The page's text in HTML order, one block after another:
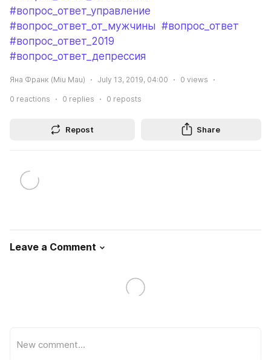
#вопрос_ответ_управление
#вопрос_ответ_от_мужчины #вопрос_ответ
#вопрос_ответ_2019
#вопрос_ответ_депрессия
Яна Франк (Miu Mau) July 13, 2019, 04:00 0 views
0 reactions 0 replies 0 reposts
Repost Share
Leave a Comment